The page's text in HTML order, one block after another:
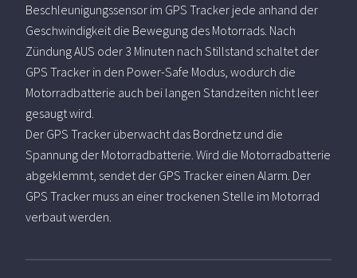
Beschleunigungssensor im GPS Tracker jede anhand der
Geschwindigkeit die Bewegung des Motorrads. Nach
Zündung AUS oder 3 Minuten nach Stillstand schaltet der
GPS Tracker in den Power-Safe Modus, wodurch die
Motorradbatterie auch bei langen Standzeiten nicht leer
gesaugt wird.
Der GPS Tracker überwacht das Bordnetz und die
Spannung der Motorradbatterie. Wird die Motorradbatterie
abgeklemmt, sendet der GPS Tracker einen Alarm. Der
GPS Tracker muss an einer trockenen Stelle im Motorrad
verbaut werden.